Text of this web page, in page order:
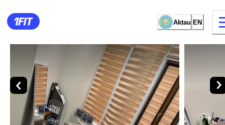
Aktau EN
12 types of classes Female
Massage by reginaaa —